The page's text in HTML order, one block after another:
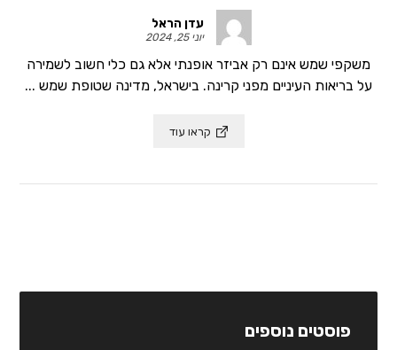
עדן הראל
יוני 25, 2024
משקפי שמש אינם רק אביזר אופנתי אלא גם כלי חשוב לשמירה
על בריאות העיניים מפני קרינה. בישראל, מדינה שטופת שמש ...
קראו עוד
פוסטים נוספים